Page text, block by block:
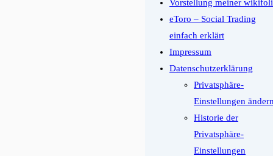
Vorstellung meiner
eToro – Social Trading
einfach erklärt
Impressum
Datenschutzerklärung
Privatsphäre-
Einstellungen ändern
Historie der
Privatsphäre-
Einstellungen